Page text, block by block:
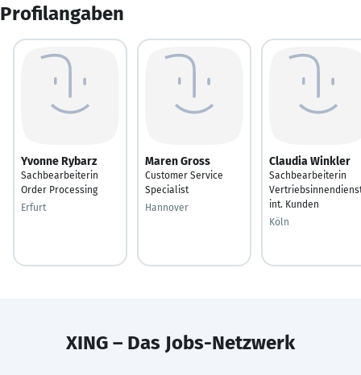
Profilangaben
Yvonne Rybarz
Sachbearbeiterin
Order Processing
Erfurt
Maren Gross
Customer Service
Specialist
Hannover
Claudia Winkler
Sachbearbeiterin
int. Kunden
Köln
XING – Das Jobs-Netzwerk